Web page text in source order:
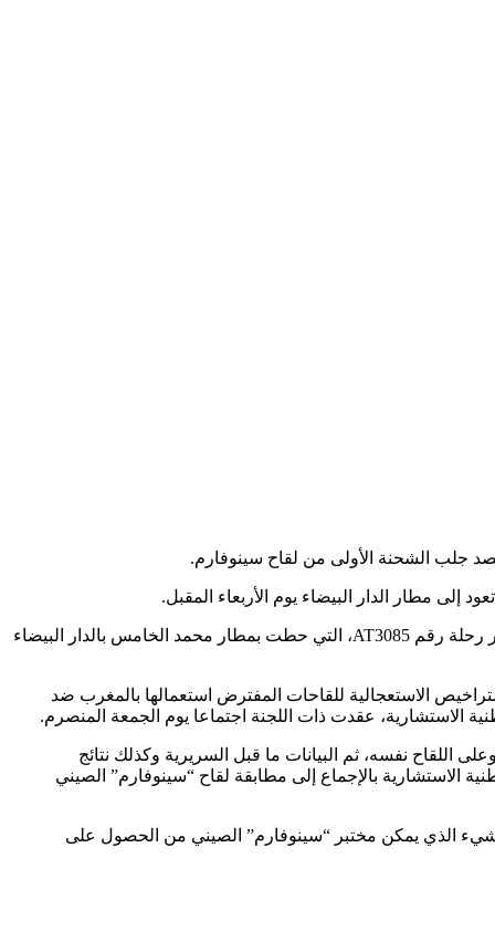
وكان المغرب قد توصل يوم الجمعة 22 يناير الجاري، بشحنة أولى من لقاح استرا-زينيكا، على متن طائرة تابعة للخطوط الملكية المغربية، عبر رحلة رقم AT3085، التي حطت بمطار محمد الخامس بالدار البيضاء
الاستعجالية للقاحات المفترض استعمالها بالمغرب ضد
الاستشارية، عقدت ذات اللجنة اجتماعا يوم الجمعة المنصرم.
اللقاح نفسه، ثم البيانات ما قبل السريرية وكذلك نتائج
الاستشارية بالإجماع إلى مطابقة لقاح “سينوفارم” الصيني
الذي يمكن مختبر “سينوفارم” الصيني من الحصول على